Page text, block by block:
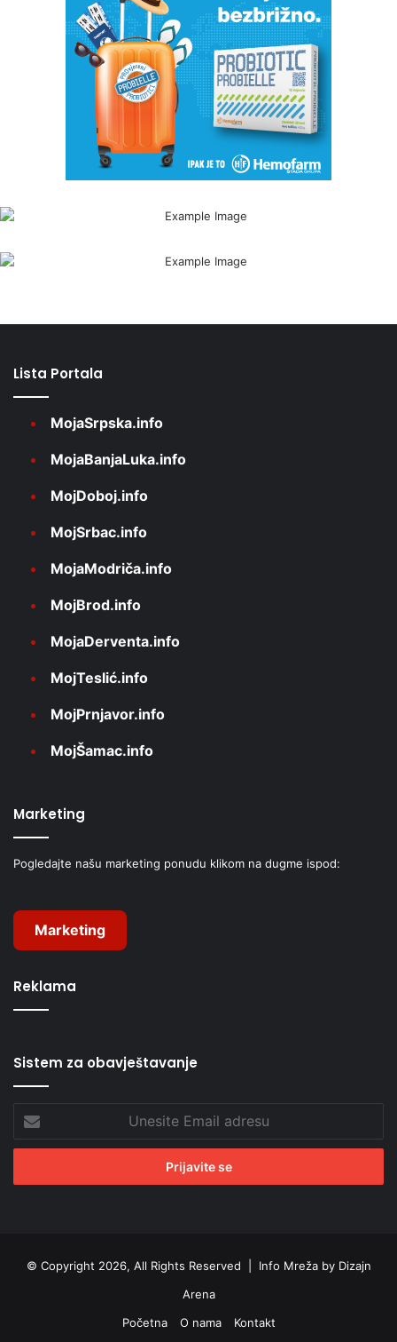
Lista Portala
MojaSrpska.info
MojaBanjaLuka.info
MojDoboj.info
MojSrbac.info
MojaModriča.info
MojBrod.info
MojaDerventa.info
MojTeslić.info
MojPrnjavor.info
MojŠamac.info
Marketing
Pogledajte našu marketing ponudu klikom na dugme ispod:
Marketing
Reklama
Sistem za obavještavanje
Email
adresu
© Copyright 2026, All Rights Reserved | Info Mreža by Dizajn
Arena
Početna
O nama Kontakt